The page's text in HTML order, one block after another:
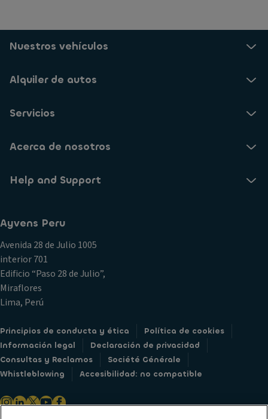
Nuestros vehículos
Alquiler de autos
Servicios
Acerca de nosotros
Help and Support
Ayvens Peru
Avenida 28 de Julio 1005
interior 701
Edificio “Paso 28 de Julio”,
Miraflores
Lima, Perú
Principios de conducta y ética
Política de cookies
Información legal
Declaración de privacidad
Consultas y Reclamos
Société Générale
Whistleblowing
Accesibilidad: no compatible